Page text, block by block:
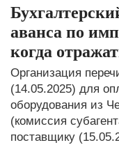
аванса по
когда
Организация
(14.05.2025) для
оборудования из
(комиссия
поставщику